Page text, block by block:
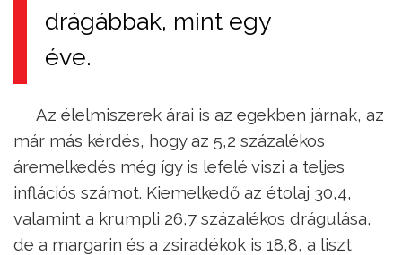
drágábbak, mint egy
éve.
Az élelmiszerek árai is az egekben járnak, az
már más kérdés, hogy az 5,2 százalékos
áremelkedés még így is lefelé viszi a teljes
inflációs számot. Kiemelkedő az étolaj 30,4,
valamint a krumpli 26,7 százalékos drágulása,
de a margarin és a zsiradékok is 18,8, a liszt